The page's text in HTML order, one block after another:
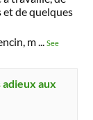
et de quelques
m...See
aux